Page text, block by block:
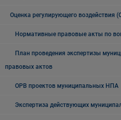
Оценка регулирующего воздействия
Нормативные правовые акты по
План проведения экспертизы
правовых актов
ОРВ проектов муниципальных НПА
Экспертиза действующих